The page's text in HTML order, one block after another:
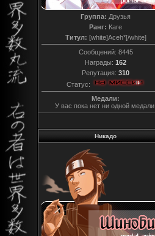
Группа: Друзья
Ранг: Каге
Титул: [white]Aceh*[/white]
Сообщений: 8445
Награды: 162
Репутация: 310
Статус:
Медали:
У вас пока нет ни одной медали.
Никадо